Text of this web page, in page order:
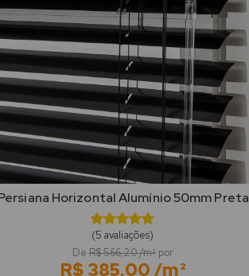
Horizontal Alumínio 50mm Preta
(5 avaliações)
De R$ 566,20 /m² por
R$ 385,00 /m²